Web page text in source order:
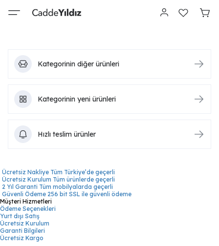
Kategorinin diğer ürünleri
Kategorinin yeni ürünleri
Hızlı teslim ürünler
Ücretsiz Nakliye Tüm Türkiye’de geçerli
Ücretsiz Kurulum Tüm ürünlerde geçerli
2 Yıl Garanti Tüm mobilyalarda geçerli
Güvenli Ödeme 256 bit SSL ile güvenli ödeme
Müşteri Hizmetleri
Ödeme Seçenekleri
Yurt dışı Satış
Ücretsiz Kurulum
Garanti Bilgileri
Ücretsiz Kargo